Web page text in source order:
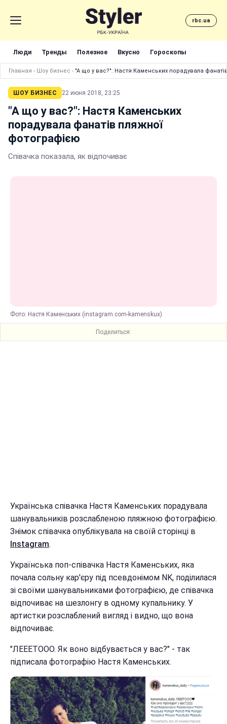
rbc.ua
Люди Тренды Полезное Вкусно Гороскопы
Главная › Шоу бизнес › "А що у вас?": Настя Каменських порадувала
ШОУ БИЗНЕС 22 июня 2018, 23:25
"А що у вас?": Настя Каменських
порадувала фанатів пляжної
фотографією
Співачка показала, як відпочиває
Фото: Настя Каменських (instagram.com-kamenskux)
Поделиться:
Українська співачка Настя Каменських порадувала
шанувальників розслабленою пляжною фотографією.
Знімок співачка опублікувала на своїй сторінці в
Instagram.
Українська поп-співачка Настя Каменських, яка
почала сольну кар'єру під псевдонімом NK, поділилася
зі своїми шанувальниками фотографією, де співачка
відпочиває на шезлонгу в одному купальнику. У
артистки розслаблений вигляд і видно, що вона
відпочиває.
"ЛЕЕЕТООО. Як воно відбувається у вас?" - так
підписала фотографію Настя Каменських.